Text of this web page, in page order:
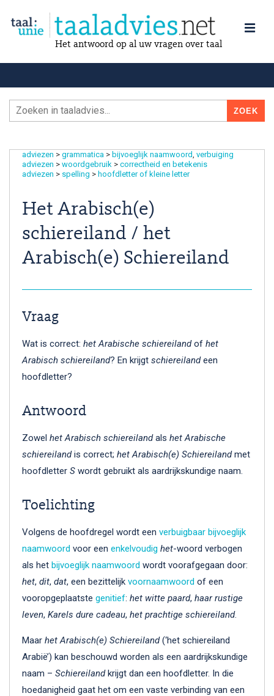
Het antwoord op al uw vragen over taal
adviezen > grammatica > bijvoeglijk naamwoord verbuiging
adviezen > woordgebruik > correctheid en betekenis
adviezen > spelling > hoofdletter of kleine letter
Het Arabisch(e)
schiereiland / het
Arabisch(e) Schiereiland
Vraag
Wat is correct: het Arabische schiereilandof het
Arabisch schiereiland? En krijgt schiereilandeen
hoofdletter?
Antwoord
Zowel het Arabisch schiereilandals het Arabische
schiereilandis correct; het Arabisch(e) Schiereilandmet
hoofdletter S wordt gebruikt als aardrijkskundige naam.
Toelichting
Volgens de hoofdregel wordt een verbuigbaar bijvoeglijk
naamwoord voor een enkelvoudig het-woord verbogen
als het bijvoeglijk naamwoord wordt voorafgegaan door:
het, dit, dat, een bezittelijk voornaamwoord of een
vooropgeplaatste genitief: het witte paard, haar rustige
leven, Karels dure cadeau, het prachtige schiereiland.
Maar het Arabisch(e) Schiereiland(‘het schiereiland
Arabië’) kan beschouwd worden als een aardrijkskundige
naam – Schiereilandkrijgt dan een hoofdletter. In die
hoedanigheid gaat het om een vaste verbinding van een